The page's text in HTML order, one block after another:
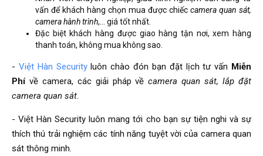
vấn để khách hàng chọn mua được chiếc camera quan sát,
camera hành trình,… giá tốt nhất.
Đặc biệt khách hàng được giao hàng tận nơi, xem hàng
thanh toán, không mua không sao.
- Việt Hàn Securityluôn chào đón bạn đặt lịch tư vấn Miễn
Phívề camera, các giải pháp vềcamera quan sát, lắp đặt
camera quan sát.
- Việt Hàn Security luôn mang tới cho bạn sự tiện nghi và sự
thích thú trải nghiệm các tính năng tuyệt vời của camera quan
sát thông minh.